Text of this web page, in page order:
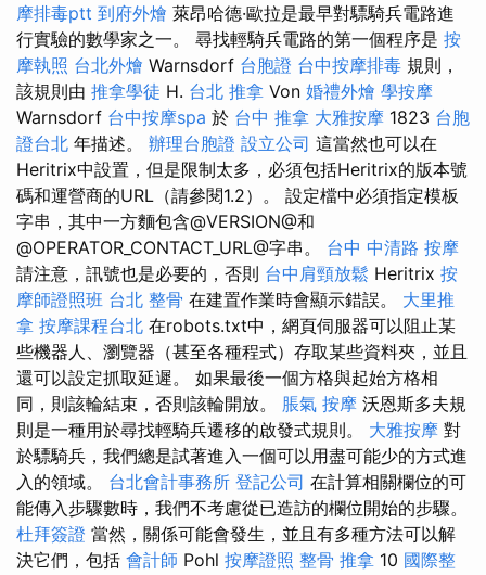
摩排毒ptt 到府外燴 萊昂哈德·歐拉是最早對驃騎兵電路進
行實驗的數學家之一。 尋找輕騎兵電路的第一個程序是 按
摩執照 台北外燴 Warnsdorf 台胞證 台中按摩排毒 規則，
該規則由 推拿學徒 H. 台北 推拿 Von 婚禮外燴 學按摩
Warnsdorf 台中按摩spa 於 台中 推拿 大雅按摩 1823 台胞
證台北 年描述。 辦理台胞證 設立公司 這當然也可以在
Heritrix中設置，但是限制太多，必須包括Heritrix的版本號
碼和運營商的URL（請參閱1.2）。 設定檔中必須指定模板
字串，其中一方麵包含@VERSION@和
@OPERATOR_CONTACT_URL@字串。 台中 中清路 按摩
請注意，訊號也是必要的，否則 台中肩頸放鬆 Heritrix 按
摩師證照班 台北 整骨 在建置作業時會顯示錯誤。 大里推
拿 按摩課程台北 在robots.txt中，網頁伺服器可以阻止某
些機器人、瀏覽器（甚至各種程式）存取某些資料夾，並且
還可以設定抓取延遲。 如果最後一個方格與起始方格相
同，則該輪結束，否則該輪開放。 脹氣 按摩 沃恩斯多夫規
則是一種用於尋找輕騎兵遷移的啟發式規則。 大雅按摩 對
於驃騎兵，我們總是試著進入一個可以用盡可能少的方式進
入的領域。 台北會計事務所 登記公司 在計算相關欄位的可
能傳入步驟數時，我們不考慮從已造訪的欄位開始的步驟。
杜拜簽證 當然，關係可能會發生，並且有多種方法可以解
決它們，包括 會計師 Pohl 按摩證照 整骨 推拿 10 國際整